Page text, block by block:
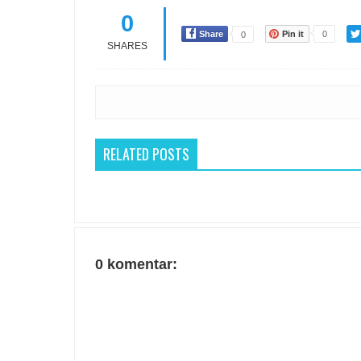
0
SHARES
Share 0 Pin it 0
RELATED POSTS
0 komentar: